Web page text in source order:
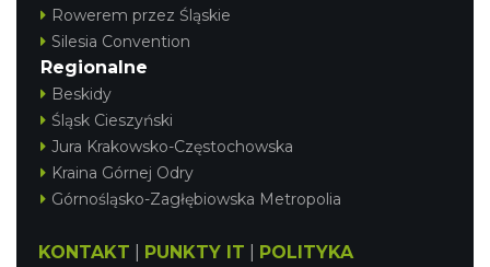
Rowerem przez Śląskie
Silesia Convention
Regionalne
Beskidy
Śląsk Cieszyński
Jura Krakowsko-Częstochowska
Kraina Górnej Odry
Górnośląsko-Zagłębiowska Metropolia
KONTAKT PUNKTY IT
POLITYKA